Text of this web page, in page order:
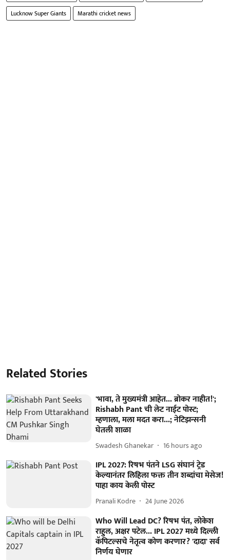
Lucknow Super Giants Marathi cricket news
Related Stories
'भावा, ते मुख्यमंत्री आहेत... ब्रोकर नाहीत!';
Rishabh Pant ची लेट नाईट पोस्ट;
म्हणाला, मला मदत करा...; नेटिझन्सनी
घेतली शाळा
Swadesh Ghanekar 16 hours ago
IPL 2027: रिषभ पंतने LSG संघानं ट्रेड
केल्यानंतर लिहिला फक्त तीन शब्दांचा मेसेज!
पाहा काय केली पोस्ट
Pranali Kodre 24 June 2026
Who Will Lead DC? रिषभ पंत, लोकेश
राहुल, अक्षर पटेल... IPL 2027 मध्ये दिल्ली
कॅपिटल्सचे नेतृत्व कोण करणार? 'दादा' सर्व
निर्णय घेणार